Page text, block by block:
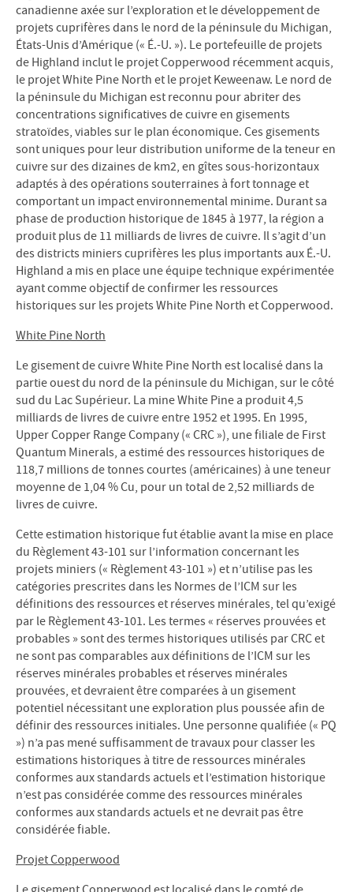
canadienne axée sur l’exploration et le développement de
projets cuprifères dans le nord de la péninsule du Michigan,
États-Unis d’Amérique (« É.-U. »). Le portefeuille de projets
de Highland inclut le projet Copperwood récemment acquis,
le projet White Pine North et le projet Keweenaw. Le nord de
la péninsule du Michigan est reconnu pour abriter des
concentrations significatives de cuivre en gisements
stratoïdes, viables sur le plan économique. Ces gisements
sont uniques pour leur distribution uniforme de la teneur en
cuivre sur des dizaines de km2, en gîtes sous-horizontaux
adaptés à des opérations souterraines à fort tonnage et
comportant un impact environnemental minime. Durant sa
phase de production historique de 1845 à 1977, la région a
produit plus de 11 milliards de livres de cuivre. Il s’agit d’un
des districts miniers cuprifères les plus importants aux É.-U.
Highland a mis en place une équipe technique expérimentée
ayant comme objectif de confirmer les ressources
historiques sur les projets White Pine North et Copperwood.
White Pine North
Le gisement de cuivre White Pine North est localisé dans la
partie ouest du nord de la péninsule du Michigan, sur le côté
sud du Lac Supérieur. La mine White Pine a produit 4,5
milliards de livres de cuivre entre 1952 et 1995. En 1995,
Upper Copper Range Company (« CRC »), une filiale de First
Quantum Minerals, a estimé des ressources historiques de
118,7 millions de tonnes courtes (américaines) à une teneur
moyenne de 1,04 % Cu, pour un total de 2,52 milliards de
livres de cuivre.
Cette estimation historique fut établie avant la mise en place
du Règlement 43-101 sur l’information concernant les
projets miniers (« Règlement 43-101 ») et n’utilise pas les
catégories prescrites dans les Normes de l’ICM sur les
définitions des ressources et réserves minérales, tel qu’exigé
par le Règlement 43-101. Les termes « réserves prouvées et
probables » sont des termes historiques utilisés par CRC et
ne sont pas comparables aux définitions de l’ICM sur les
réserves minérales probables et réserves minérales
prouvées, et devraient être comparées à un gisement
potentiel nécessitant une exploration plus poussée afin de
définir des ressources initiales. Une personne qualifiée (« PQ
») n’a pas mené suffisamment de travaux pour classer les
estimations historiques à titre de ressources minérales
conformes aux standards actuels et l’estimation historique
n’est pas considérée comme des ressources minérales
conformes aux standards actuels et ne devrait pas être
considérée fiable.
Projet Copperwood